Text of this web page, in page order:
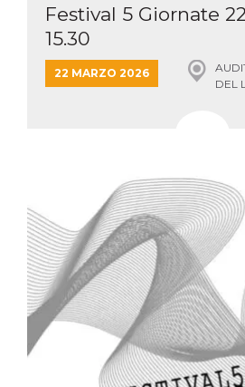
Festival 5 Giornate
15.30
22 MARZO 2026
DEL